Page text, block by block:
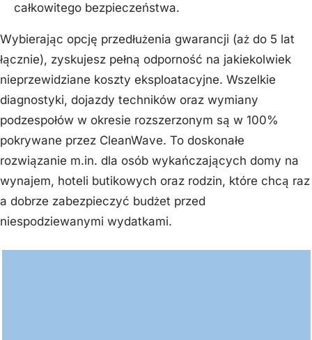
całkowitego bezpieczeństwa.
Wybierając opcję przedłużenia gwarancji (aż do 5 lat
łącznie), zyskujesz pełną odporność na jakiekolwiek
nieprzewidziane koszty eksploatacyjne. Wszelkie
diagnostyki, dojazdy techników oraz wymiany
podzespołów w okresie rozszerzonym są w 100%
pokrywane przez CleanWave. To doskonałe
rozwiązanie m.in. dla osób wykańczających domy na
wynajem, hoteli butikowych oraz rodzin, które chcą raz
a dobrze zabezpieczyć budżet przed
niespodziewanymi wydatkami.